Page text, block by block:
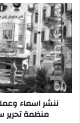
بميناء
سفاجا
ننشر
اسماء
وعمليات
الاشباح
..منظمة
سيناء
العربية
(
منظمة
ننشر اسماء
منظمة تحرير